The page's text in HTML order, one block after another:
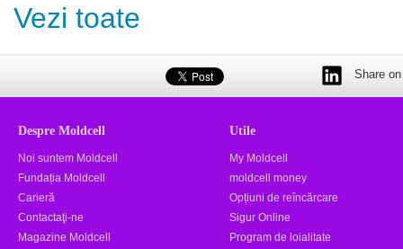
Vezi toate
Share
Despre Moldcell
Noi suntem Moldcell
Fundația Moldcell
Carieră
Contactaţi-ne
Magazine Moldcell
Utile
My Moldcell
moldcell money
Opțiuni de reîncărcare
Sigur Online
Program de loialitate